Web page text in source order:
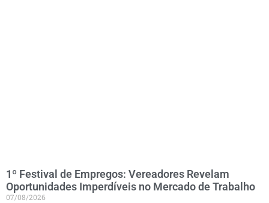
1º Festival de Empregos: Vereadores Revelam
Oportunidades Imperdíveis no Mercado de Trabalho
07/08/2026